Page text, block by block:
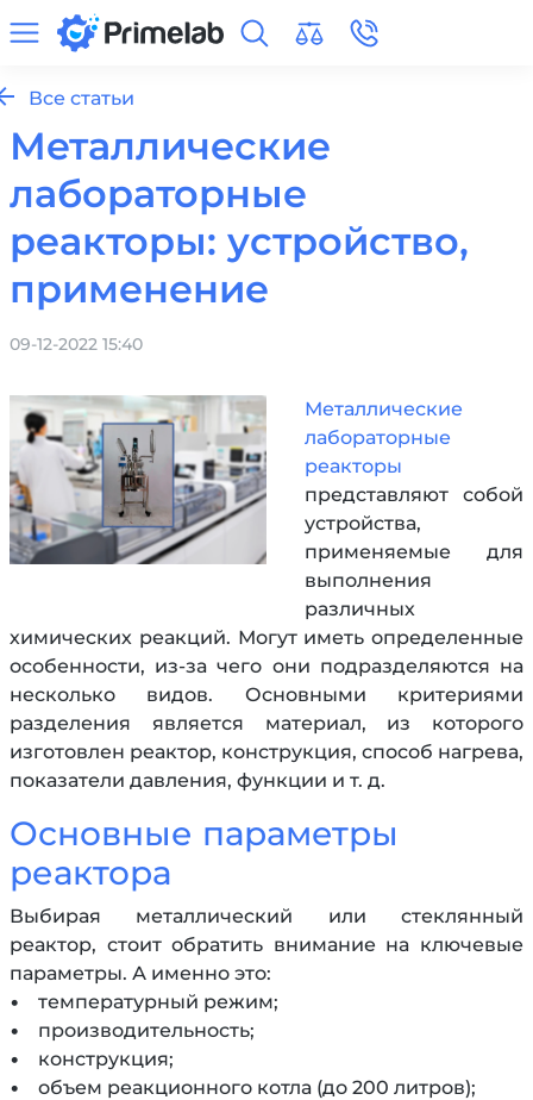
Все статьи
Металлические
лабораторные
реакторы: устройство,
применение
09-12-2022 15:40
Металлические
лабораторные
реакторы
представляют собой
устройства,
применяемые для
выполнения
различных
химических реакций. Могут иметь определенные
особенности, из-за чего они подразделяются на
несколько видов. Основными критериями
разделения является материал, из которого
изготовлен реактор, конструкция, способ нагрева,
показатели давления, функции и т. д.
Основные параметры
реактора
Выбирая металлический или стеклянный
реактор, стоит обратить внимание на ключевые
параметры. А именно это:
• температурный режим;
• производительность;
• конструкция;
• объем реакционного котла (до 200 литров);